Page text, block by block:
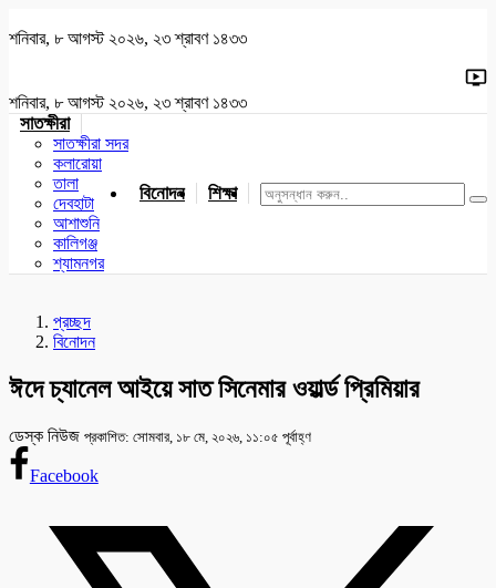
শনিবার, ৮ আগস্ট ২০২৬, ২৩ শ্রাবণ ১৪৩৩
শনিবার, ৮ আগস্ট ২০২৬, ২৩ শ্রাবণ ১৪৩৩
সাতক্ষীরা
সাতক্ষীরা সদর
কলারোয়া
তালা
দেবহাটা
আশাশুনি
কালিগঞ্জ
শ্যামনগর
বিনোদন শিক্ষা খেলাধুলা জাতীয় যশোর
প্রচ্ছদ
বিনোদন
ঈদে চ্যানেল আইয়ে সাত সিনেমার ওয়ার্ল্ড প্রিমিয়ার
ডেস্ক নিউজ প্রকাশিত: সোমবার, ১৮ মে, ২০২৬, ১১:০৫ পূর্বাহ্ণ
Facebook